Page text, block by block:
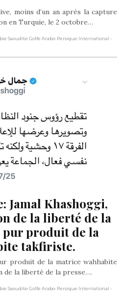
moins d’un an après la capture
en Turquie, le 2 octobre…
Saoudite Golfe Arabo-Persique International -
Jamal Khashoggi,
de la liberté de la
pur produit de la
takfiriste.
produit de la matrice wahhabite
de la liberté de la presse….
Saoudite Golfe Arabo-Persique International -